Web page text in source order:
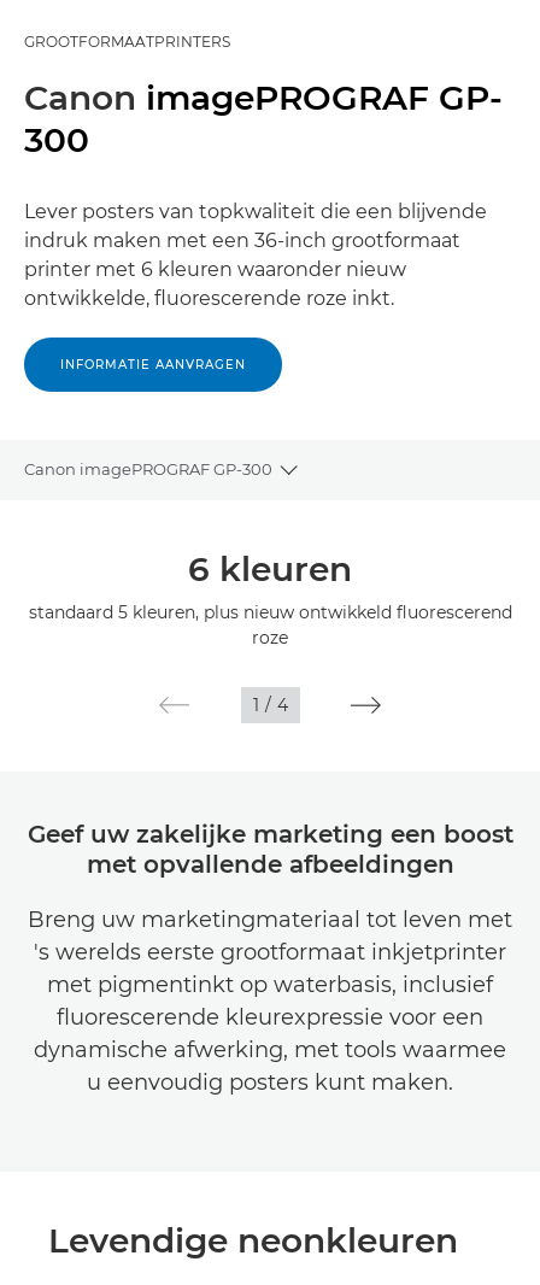
GROOTFORMAATPRINTERS
Canon imagePROGRAF GP-
300
Lever posters van topkwaliteit die een blijvende
indruk maken met een 36-inch grootformaat
printer met 6 kleuren waaronder nieuw
ontwikkelde, fluorescerende roze inkt.
INFORMATIE AANVRAGEN
Canon imagePROGRAF GP-300
Toggle breadcrumbs
6 kleuren
standaard 5 kleuren, plus nieuw ontwikkeld fluorescerend
roze
1 / 4
Geef uw zakelijke marketing een boost
met opvallende afbeeldingen
Breng uw marketingmateriaal tot leven met
's werelds eerste grootformaat inkjetprinter
met pigmentinkt op waterbasis, inclusief
fluorescerende kleurexpressie voor een
dynamische afwerking, met tools waarmee
u eenvoudig posters kunt maken.
Levendige neonkleuren